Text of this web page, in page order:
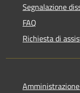
Segnalazione
FAQ
Richiesta di